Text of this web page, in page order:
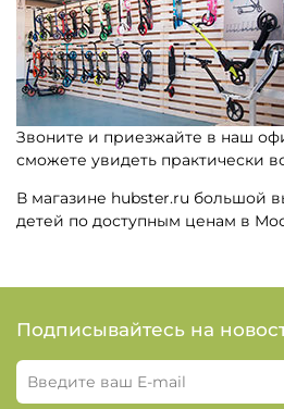
Звоните и приезжайте в наш
сможете увидеть практически
В магазине hubster.ru большой
детей по доступным ценам в
Подписывайтесь на